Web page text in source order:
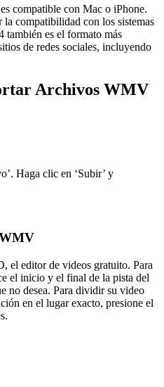
compatible con Mac o iPhone.
compatibilidad con los sistemas
es el formato más
de redes sociales, incluyendo
Archivos WMV
Haga clic en ‘Subir’ y
editor de videos gratuito. Para
el inicio y el final de la pista del
no desea. Para dividir su video
en el lugar exacto, presione el